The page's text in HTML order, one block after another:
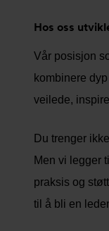
Hos oss
Vår posisjon
kombinere
veilede,
Du trenger
Men vi legger
praksis og
til å bli en